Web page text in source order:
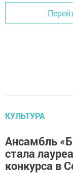
КУЛЬТУРА
Ансамбль
стала
конкурса в